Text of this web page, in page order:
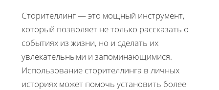
Сторителлинг — это мощный инструмент,
который позволяет не только рассказать о
событиях из жизни, но и сделать их
увлекательными и запоминающимися.
Использование сторителлинга в личных
историях может помочь установить более